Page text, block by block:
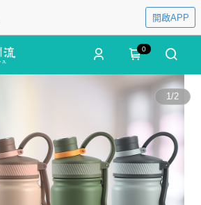
開啟APP
0
1/2